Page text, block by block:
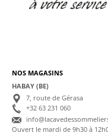
NOS MAGASINS
HABAY (BE)
7, route de Gérasa
+32 63 231 060
Ouvert le mardi de 9h30 à